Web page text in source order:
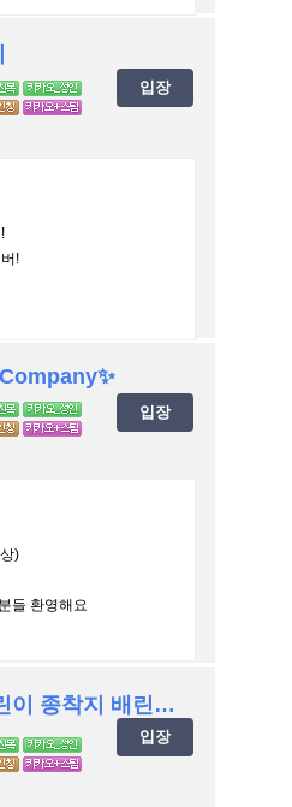
입장
!
입장
)
들 환영해요
❤️BLS 배린이 종착지 배린이/딜량X/이중클랜O/인게임클갑자유
입장